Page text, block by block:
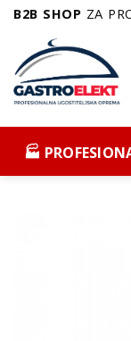
Skip
content
B2B SHOP ZA
🏭